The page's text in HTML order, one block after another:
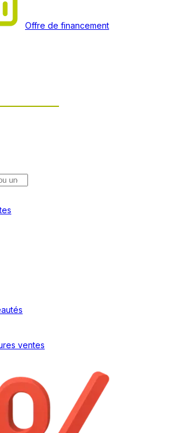
Offre de financement
ventes